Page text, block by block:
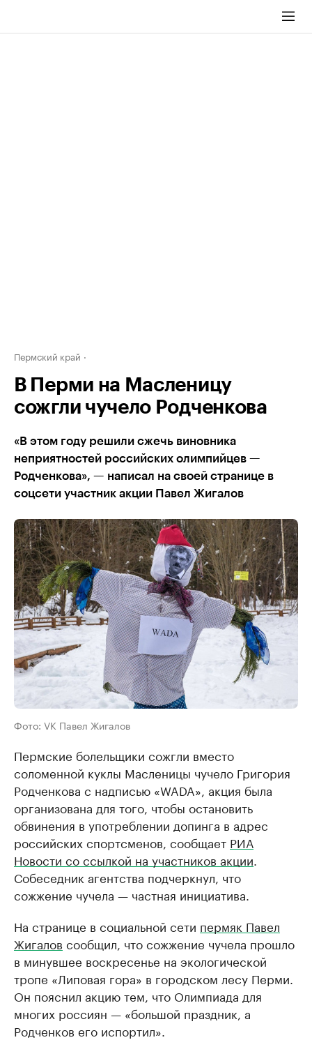
Пермский край
В Перми на Масленицу
сожгли чучело Родченкова
«В этом году решили сжечь виновника
неприятностей российских олимпийцев —
Родченкова», — написал на своей странице в
соцсети участник акции Павел Жигалов
Фото: VK Павел Жигалов
Пермские болельщики сожгли вместо
соломенной куклы Масленицы чучело Григория
Родченкова с надписью «WADA», акция была
организована для того, чтобы остановить
обвинения в употреблении допинга в адрес
российских спортсменов, сообщает РИА
Новости со ссылкой на участников акции
Собеседник агентства подчеркнул, что
сожжение чучела — частная инициатива.
На странице в социальной сети пермяк Павел
Жигалов сообщил, что сожжение чучела прошло
в минувшее воскресенье на экологической
тропе «Липовая гора» в городском лесу Перми.
Он пояснил акцию тем, что Олимпиада для
многих россиян — «большой праздник, а
Родченков его испортил».